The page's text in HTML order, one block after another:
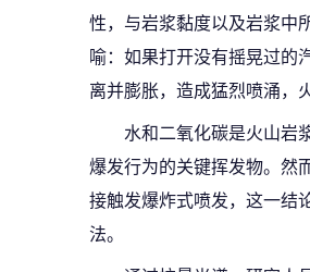
性，与岩浆黏度以及岩浆中
喻：如果打开没有摇晃过的
离并膨胀，造成猛烈喷涌，
水和二氧化碳是火山岩
爆发行为的关键挥发物。然
接触发爆炸式喷发，这一结
法。